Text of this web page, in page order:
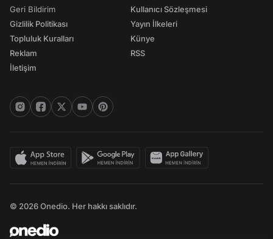
Geri Bildirim
Gizlilik Politikası
Topluluk Kuralları
Reklam
İletişim
Kullanıcı Sözleşmesi
Yayın İlkeleri
Künye
RSS
© 2026 Onedio. Her hakkı saklıdır.